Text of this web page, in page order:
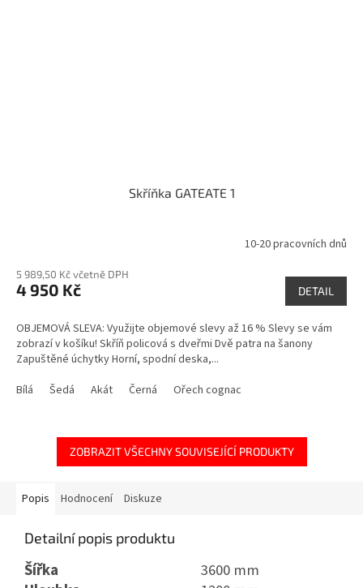
Skříňka GATEATE 1
10-20 pracovních dnů
5 989,50 Kč včetně DPH
4 950 Kč DETAIL
OBJEMOVÁ SLEVA: Využijte objemové slevy až 16 % Slevy se vám
zobrazí v košíku! Skříň policová s dveřmi Dvě patra na šanony
Zapuštěné úchytky Horní, spodní deska,...
Bílá
Šedá Akát Černá Ořech cognac
ZOBRAZIT VŠECHNY SOUVISEJÍCÍ PRODUKTY
Popis Hodnocení Diskuze
Detailní popis produktu
Šířka
3600 mm